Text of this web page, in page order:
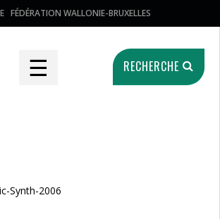
FÉDÉRATION WALLONIE-BRUXELLES
☰ RECHERCHE
Synth-2006